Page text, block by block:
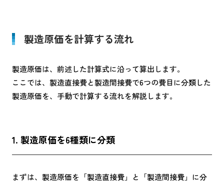
製造原価を計算する流れ
製造原価は、前述した計算式に沿って算出します。
ここでは、製造直接費と製造間接費で6つの費目に分類した
製造原価を、手動で計算する流れを解説します。
1. 製造原価を6種類に分類
まずは、製造原価を「製造直接費」と「製造間接費」に分